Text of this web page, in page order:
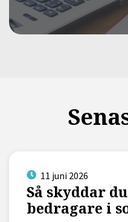
11 juni 2026
Så skyddar
bedragare i